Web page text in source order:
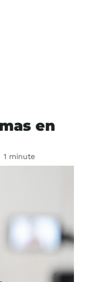
en
1 minute